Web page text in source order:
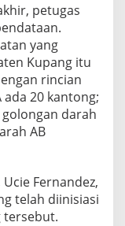
petugas
yang
Kupang itu
rincian
20 kantong;
darah
AB
Fernandez,
telah diinisiasi
tersebut.